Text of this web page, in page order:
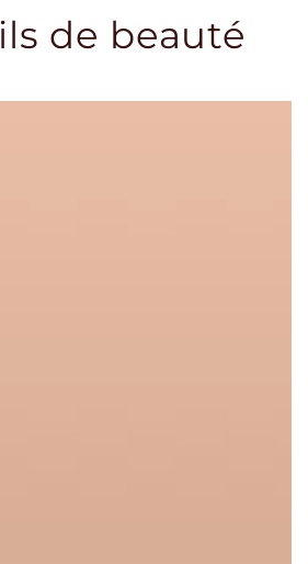
de beauté